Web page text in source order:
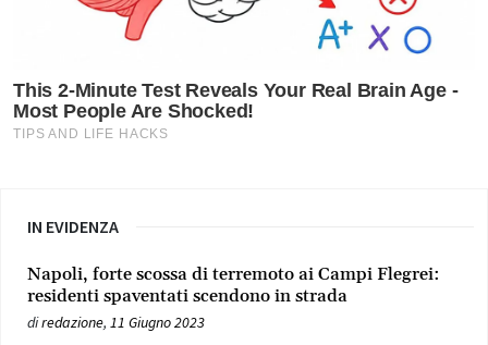
IN EVIDENZA
Napoli, forte scossa di terremoto ai Campi Flegrei:
residenti spaventati scendono in strada
diredazione, 11 Giugno 2023